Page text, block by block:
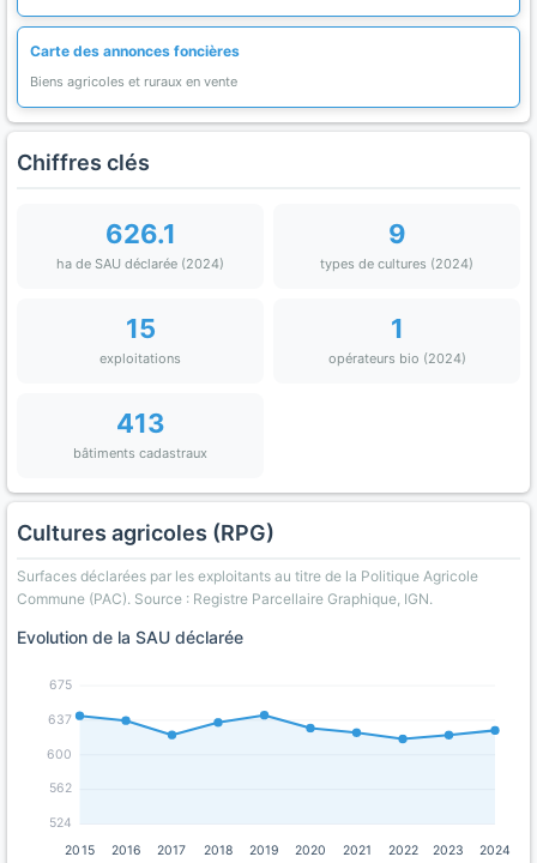
Carte des annonces foncières
Biens agricoles et ruraux en vente
Chiffres clés
626.1
ha de SAU déclarée (2024)
9
types de cultures (2024)
15
exploitations
1
opérateurs bio (2024)
413
bâtiments cadastraux
Cultures agricoles (RPG)
Surfaces déclarées par les exploitants au titre de la Politique Agricole
Commune (PAC). Source : Registre Parcellaire Graphique, IGN.
Evolution de la SAU déclarée
524
562
600
637
675
2015 2016 2017 2018 2019 2020 2021 2022 2023 2024